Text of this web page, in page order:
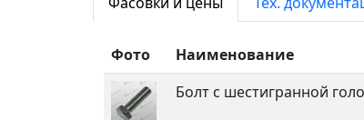
Фото Наименование
Болт с шестигранной